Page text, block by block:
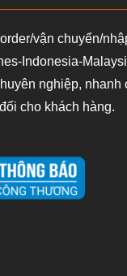
vận chuyển/
Indonesia-
nghiệp,
cho khách hàng.